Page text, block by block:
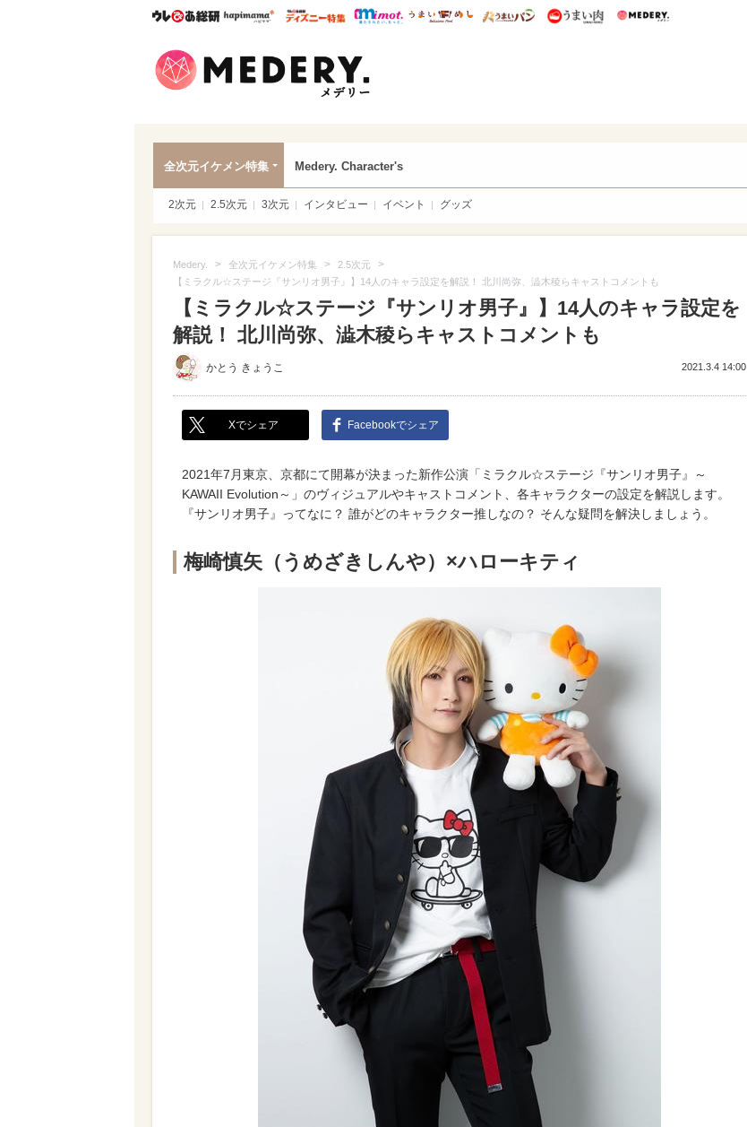
ウレぴあ総研ハピママ* ウレぴあ総研 ディズニー特集
mimot. うまいめし うまいパン うまい肉
全次元イケメン特集 Medery. Character's
2次元 2.5次元 3次元 インタビュー イベント グッズ
Medery. > 全次元イケメン特集 > 2.5次元 >
【ミラクル☆ステージ『サンリオ男子』】14人のキャラ設定を解説！ 北川尚弥、澁木稜らキャストコメントも
【ミラクル☆ステージ『サンリオ男子』】14人のキャラ設定を
解説！ 北川尚弥、澁木稜らキャストコメントも
かとう きょうこ 2021.3.4 14:00
Xでシェア Facebookでシェア
2021年7月東京、京都にて開幕が決まった新作公演「ミラクル☆ステージ『サンリオ男子』～
KAWAII Evolution～」のヴィジュアルやキャストコメント、各キャラクターの設定を解説します。
『サンリオ男子』ってなに？ 誰がどのキャラクター推しなの？ そんな疑問を解決しましょう。
梅崎慎矢 （うめざきしんや）×ハローキティ